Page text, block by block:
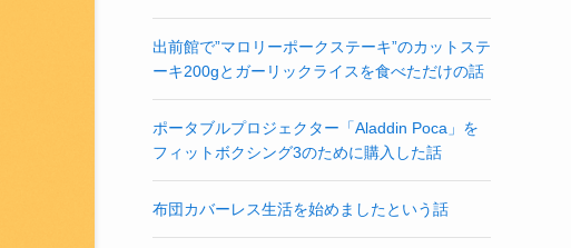
出前館で”マロリーポークステーキ”のカットステ
ーキ200gとガーリックライスを食べただけの話
ポータブルプロジェクター「Aladdin Poca」を
フィットボクシング3のために購入した話
布団カバーレス生活を始めましたという話